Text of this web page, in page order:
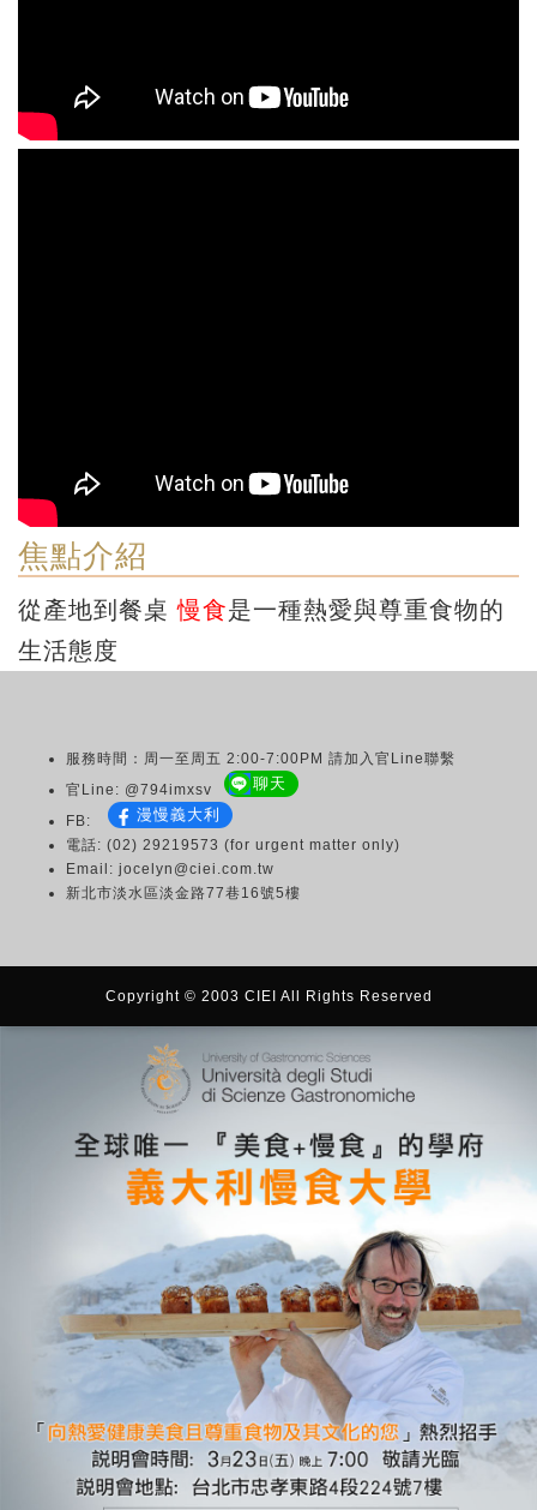
焦點介紹
從產地到餐桌慢食是一種熱愛與尊重食物的
生活態度
服務時間：周一至周五 2:00-7:00PM 請加入官Line聯繫
官Line: @794imxsv
聊天
FB: 漫慢義大利
電話: (02) 29219573 (for urgent matter only)
Email: jocelyn@ciei.com.tw
新北市淡水區淡金路77巷16號5樓
Copyright © 2003 CIEI All Rights Reserved